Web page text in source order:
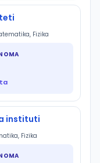
Fizika
instituti
Fizika